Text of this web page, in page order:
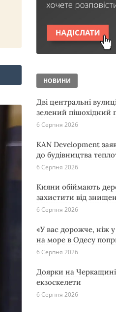
НОВИНИ
Дві центральні
зелений пішохідний
6 Серпня 2026
KAN Development
до будівництва
6 Серпня 2026
Кияни обіймають
захистити від
6 Серпня 2026
«У вас дорожче, ніж у
на море в Одесу
6 Серпня 2026
Доярки на
екзоскелети
6 Серпня 2026